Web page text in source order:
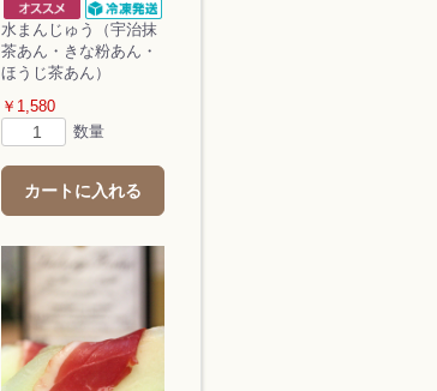
水まんじゅう（宇治抹
茶あん・きな粉あん・
ほうじ茶あん）
￥1,580
数量
カートに入れる